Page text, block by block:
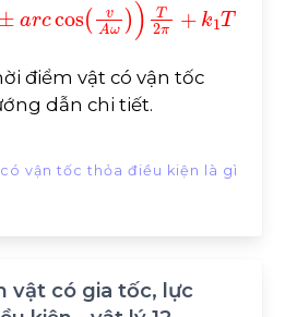
v π k 1T ;k ∈Z
điểm vật có vận tốc
dẫn chi tiết.
vận tốc thỏa điều kiện là gì
vật có gia tốc, lực